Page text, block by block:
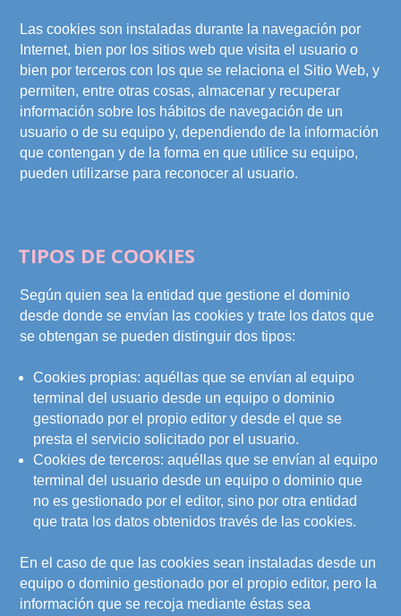
Las cookies son instaladas durante la navegación por
Internet, bien por los sitios web que visita el usuario o
bien por terceros con los que se relaciona el Sitio Web, y
permiten, entre otras cosas, almacenar y recuperar
información sobre los hábitos de navegación de un
usuario o de su equipo y, dependiendo de la información
que contengan y de la forma en que utilice su equipo,
pueden utilizarse para reconocer al usuario.
TIPOS DE COOKIES
Según quien sea la entidad que gestione el dominio
desde donde se envían las cookies y trate los datos que
se obtengan se pueden distinguir dos tipos:
Cookies propias: aquéllas que se envían al equipo
terminal del usuario desde un equipo o dominio
gestionado por el propio editor y desde el que se
presta el servicio solicitado por el usuario.
Cookies de terceros: aquéllas que se envían al equipo
terminal del usuario desde un equipo o dominio que
no es gestionado por el editor, sino por otra entidad
que trata los datos obtenidos través de las cookies.
En el caso de que las cookies sean instaladas desde un
equipo o dominio gestionado por el propio editor, pero la
información que se recoja mediante éstas sea